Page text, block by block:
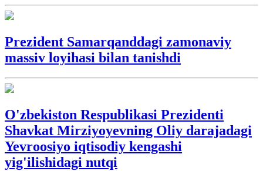
Prezident Samarqanddagi zamonaviy
massiv loyihasi bilan tanishdi
O'zbekiston Respublikasi Prezidenti
Shavkat Mirziyoyevning Oliy darajadagi
Yevroosiyo iqtisodiy kengashi
yig'ilishidagi nutqi